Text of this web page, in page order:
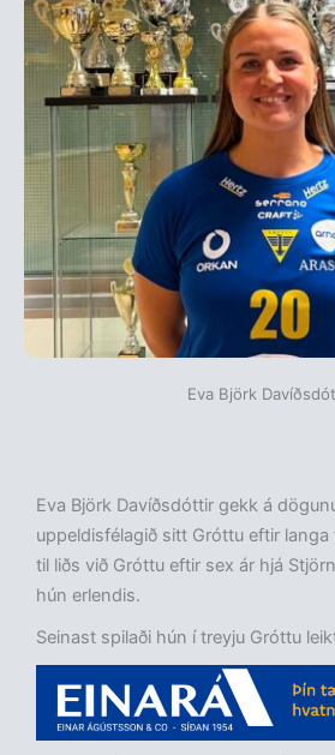
Eva Björk
Eva Björk Davíðsdóttir gekk á
uppeldisfélagið sitt Gróttu eftir
til liðs við Gróttu eftir sex ár hjá
hún erlendis.
Seinast spilaði hún í treyju Gróttu